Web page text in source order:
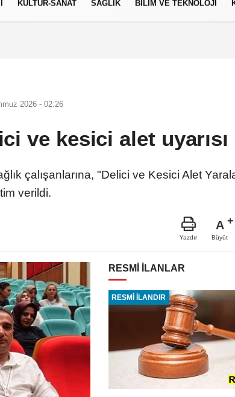
KÜLTÜR-SANAT SAĞLIK BİLİM VE TEKNOLOJİ
2026 - 02:26
ve kesici alet uyarısı
çalışanlarına, "Delici ve Kesici Alet
verildi.
Yazdır
A
Büyüt
RESMİ İLANLAR
RESMİ İLANDIR